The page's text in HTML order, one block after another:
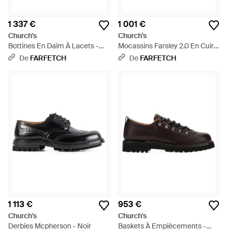
1 337 €
Church's
Bottines En Daim À Lacets -
Marron
De FARFETCH
1 001 €
Church's
Mocassins Farsley 2.0 En Cuir -
Marron
De FARFETCH
1 113 €
Church's
Derbies Mcpherson - Noir
953 €
Church's
Baskets À Empiècements -